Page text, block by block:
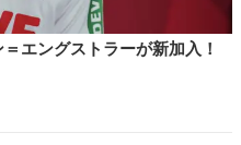
エングストラーが新加入！